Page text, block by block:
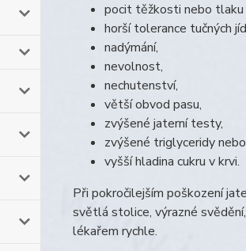
pocit těžkosti nebo tlaku
horší tolerance tučných
nadýmání,
nevolnost,
nechutenství,
větší obvod pasu,
zvýšené jaterní testy,
zvýšené triglyceridy
vyšší hladina cukru v krvi.
Při pokročilejším poškození
světlá stolice, výrazné
lékařem rychle.